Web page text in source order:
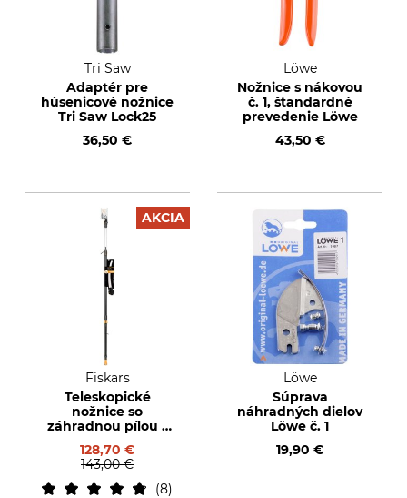
Tri Saw
Adaptér pre
húsenicové nožnice
Tri Saw Lock25
36,50 €
Löwe
Nožnice s nákovou
č. 1, štandardné
prevedenie Löwe
43,50 €
AKCIA
Fiskars
Teleskopické
nožnice so
záhradnou pílou s
128,70 €
143,00 €
8
Löwe
Súprava
náhradných dielov
Löwe č. 1
19,90 €